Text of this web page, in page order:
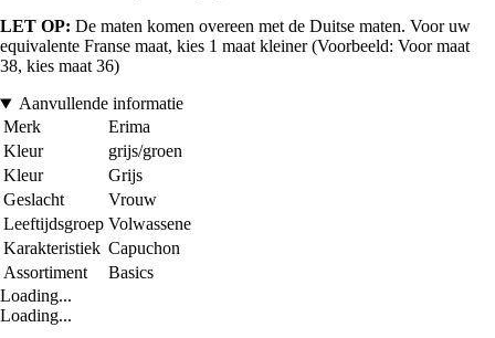
LET OP: De maten komen overeen met de Duitse maten. Voor uw
equivalente Franse maat, kies 1 maat kleiner (Voorbeeld: Voor maat
38, kies maat 36)
Aanvullende informatie
Merk
Erima
Kleur
grijs/groen
Kleur
Grijs
Geslacht
Vrouw
Leeftijdsgroep Volwassene
Karakteristiek Capuchon
Assortiment
Basics
Loading...
Loading...